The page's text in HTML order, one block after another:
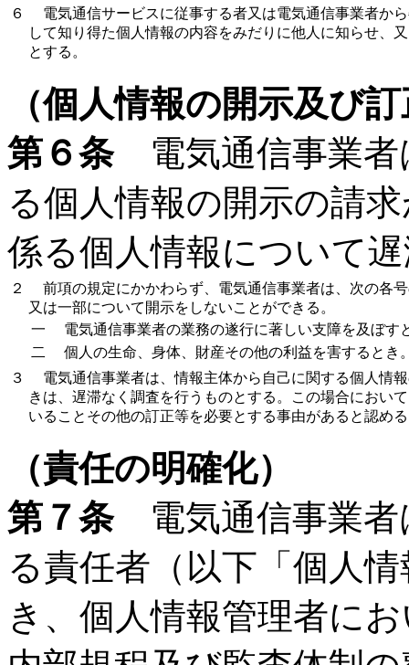
６
電気通信サービスに従事する者又は電気通信事業者か
して知り得た個人情報の内容をみだりに他人に知らせ、
とする。
（個人情報の開示及び
第６条電気通信事業者
る個人情報の開示の請
係る個人情報について
２
前項の規定にかかわらず、電気通信事業者は、次の各
又は一部について開示をしないことができる。
一
電気通信事業者の業務の遂行に著しい支障を及ぼす
二
個人の生命、身体、財産その他の利益を害するとき
３
電気通信事業者は、情報主体から自己に関する個人情
きは、遅滞なく調査を行うものとする。この場合におい
いることその他の訂正等を必要とする事由があると認め
（責任の明確化）
第７条電気通信事業者
る責任者（以下「個人
き、個人情報管理者に